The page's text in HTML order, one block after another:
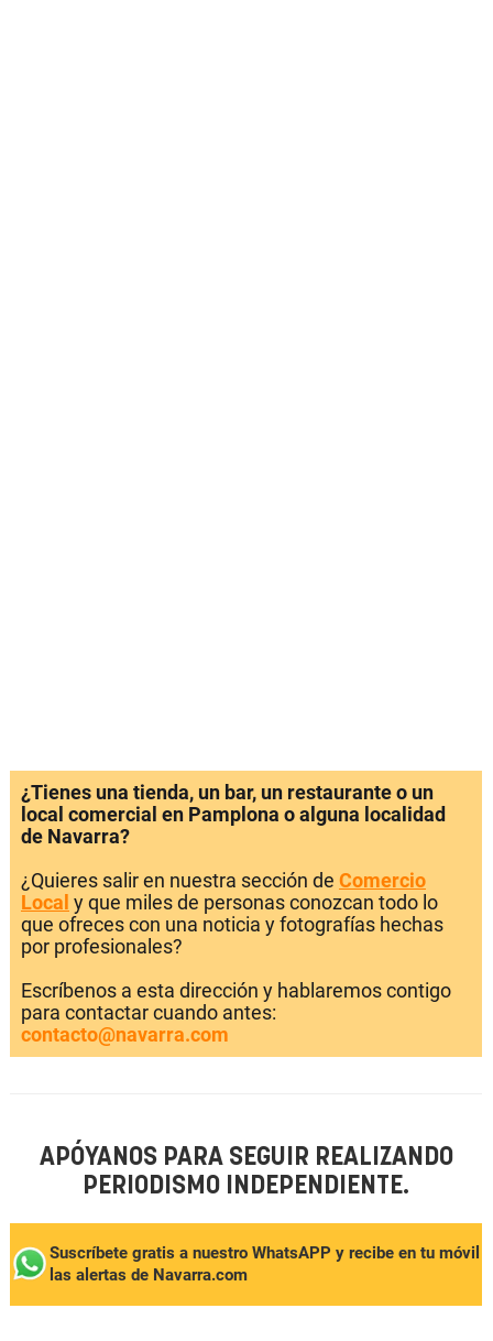
¿Tienes una tienda, un bar, un restaurante o un
local comercial en Pamplona o alguna localidad
de Navarra?
¿Quieres salir en nuestra sección de Comercio
Local y que miles de personas conozcan todo lo
que ofreces con una noticia y fotografías hechas
por profesionales?
Escríbenos a esta dirección y hablaremos contigo
para contactar cuando antes:
contacto@navarra.com
APÓYANOS PARA SEGUIR REALIZANDO
PERIODISMO INDEPENDIENTE.
Suscríbete gratis a nuestro WhatsAPP y recibe en tu móvil
las alertas de Navarra.com